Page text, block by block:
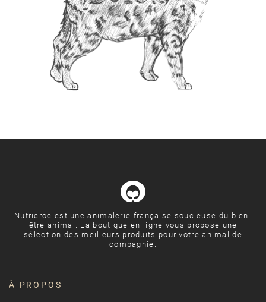
Nutricroc est une animalerie française soucieuse du bien-
être animal. La boutique en ligne vous propose une
sélection des meilleurs produits pour votre animal de
compagnie.
À PROPOS